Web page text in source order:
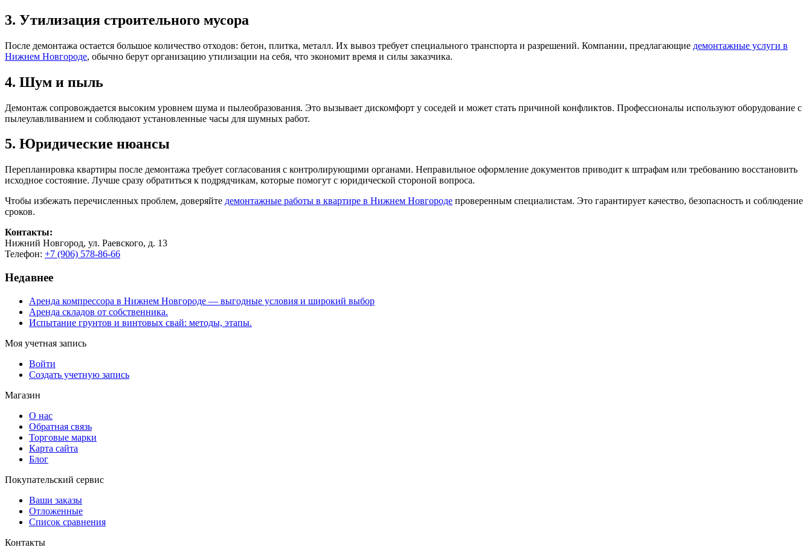
3. Утилизация строительного мусора
После демонтажа остается большое количество отходов: бетон, плитка, металл. Их вывоз требует специального транспорта и разрешений. Компании, предлагающие демонтажные услуги в
Нижнем Новгороде, обычно берут организацию утилизации на себя, что экономит время и силы заказчика.
4. Шум и пыль
Демонтаж сопровождается высоким уровнем шума и пылеобразования. Это вызывает дискомфорт у соседей и может стать причиной конфликтов. Профессионалы используют оборудование с
пылеулавливанием и соблюдают установленные часы для шумных работ.
5. Юридические нюансы
Перепланировка квартиры после демонтажа требует согласования с контролирующими органами. Неправильное оформление документов приводит к штрафам или требованию восстановить
исходное состояние. Лучше сразу обратиться к подрядчикам, которые помогут с юридической стороной вопроса.
Чтобы избежать перечисленных проблем, доверяйте демонтажные работы в квартире в Нижнем Новгороде проверенным специалистам. Это гарантирует качество, безопасность и соблюдение
сроков.
Контакты:
Нижний Новгород, ул. Раевского, д. 13
Телефон: +7 (906) 578-86-66
Недавнее
Аренда компрессора в Нижнем Новгороде — выгодные условия и широкий выбор
Аренда складов от собственника.
Испытание грунтов и винтовых свай: методы, этапы.
Моя учетная запись
Войти
Создать учетную запись
Магазин
О нас
Обратная связь
Торговые марки
Карта сайта
Блог
Покупательский сервис
Ваши заказы
Отложенные
Список сравнения
Контакты